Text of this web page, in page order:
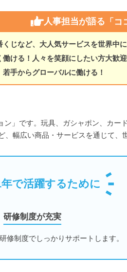
人事担当が語る 「コ
くじなど、大人気サービスを世界中に
働ける！人々を笑顔にしたい方大歓迎
手からグローバルに働ける！
」です。玩具、ガシャポン、カー
幅広い商品・サービスを通じて、
で活躍するために
研修制度が充実
修制度でしっかりサポートします。